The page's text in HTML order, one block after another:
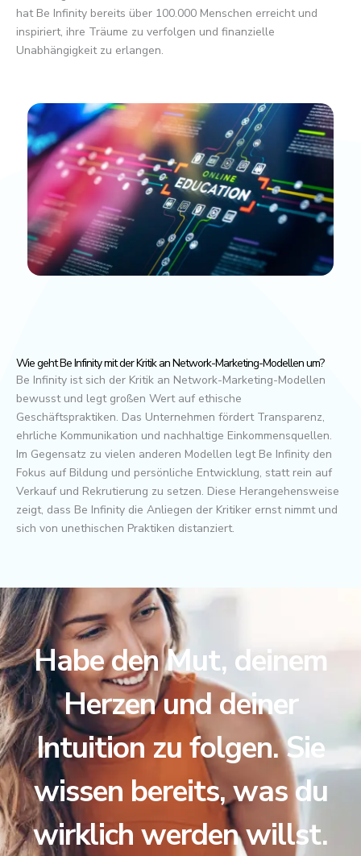
hat Be Infinity bereits über 100.000 Menschen erreicht und
inspiriert, ihre Träume zu verfolgen und finanzielle
Unabhängigkeit zu erlangen.
Wie geht Be Infinity mit der Kritik an Network-Marketing-Modellen um?
Be Infinity ist sich der Kritik an Network-Marketing-Modellen
bewusst und legt großen Wert auf ethische
Geschäftspraktiken. Das Unternehmen fördert Transparenz,
ehrliche Kommunikation und nachhaltige Einkommensquellen.
Im Gegensatz zu vielen anderen Modellen legt Be Infinity den
Fokus auf Bildung und persönliche Entwicklung, statt rein auf
Verkauf und Rekrutierung zu setzen. Diese Herangehensweise
zeigt, dass Be Infinity die Anliegen der Kritiker ernst nimmt und
sich von unethischen Praktiken distanziert.
Habe den Mut, deinem
Herzen und deiner
Intuition zu folgen. Sie
wissen bereits, was du
wirklich werden willst.